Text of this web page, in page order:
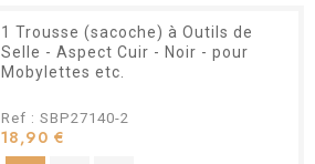
1 Trousse (sacoche) à Outils de
Selle - Aspect Cuir - Noir - pour
Mobylettes etc.
Ref : SBP27140-2
18,90 €